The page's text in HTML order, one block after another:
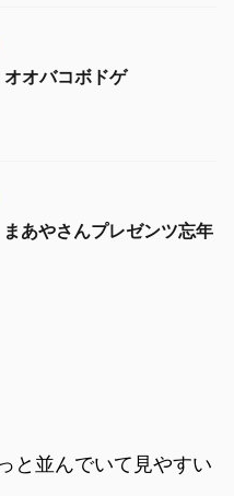
オバコボドゲ
やさんプレゼンツ忘年
と並んでいて見やすい